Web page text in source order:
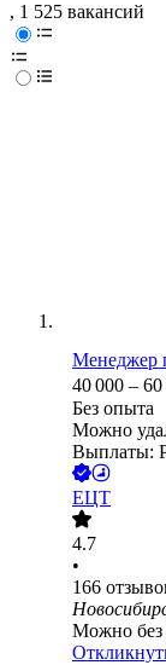
, 1 525 вакансий
Менеджер
40 000 – 60
Без опыта
Можно
Выплаты:
ЕЦТ
4.7
•
166
Можно без